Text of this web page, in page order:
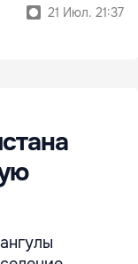
21 Июл. 21:37